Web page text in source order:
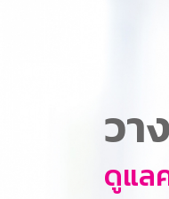
วา
ดูแล